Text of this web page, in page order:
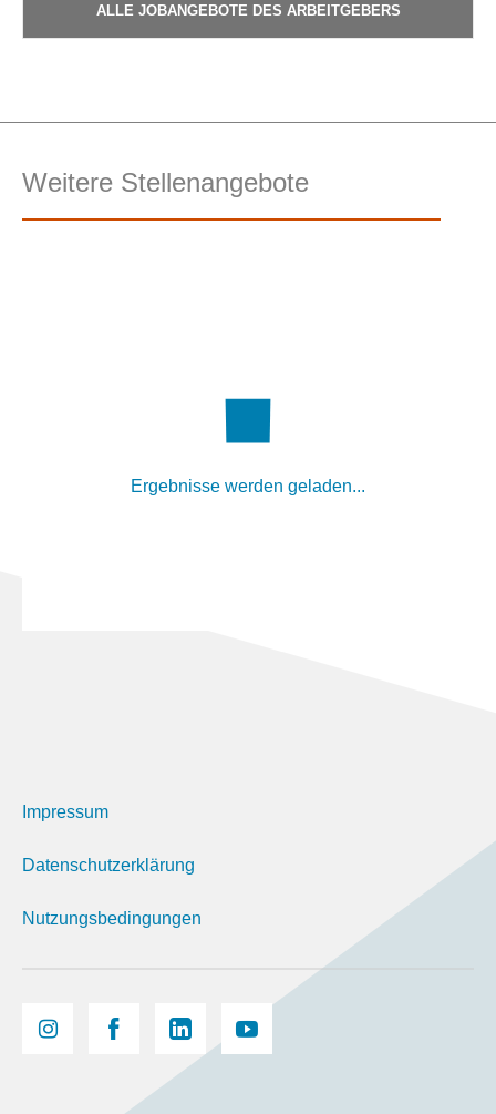
ALLE JOBANGEBOTE DES ARBEITGEBERS
Weitere Stellenangebote
Ergebnisse werden geladen...
Impressum
Datenschutzerklärung
Nutzungsbedingungen